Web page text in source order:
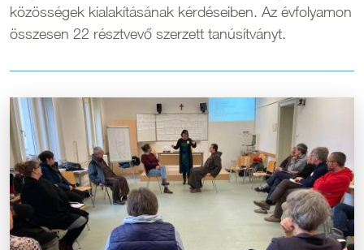
közösségek kialakításának kérdéseiben. Az évfolyamon
összesen 22 résztvevő szerzett tanúsítványt.
Kép